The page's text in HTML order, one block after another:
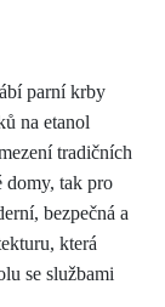
parní krby
na etanol
tradičních
domy, tak pro
bezpečná a
která
se službami